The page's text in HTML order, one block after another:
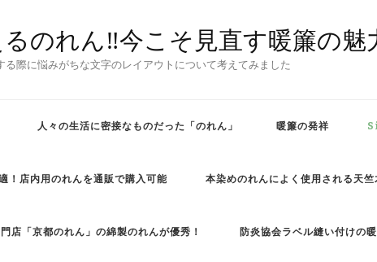
のれん‼今こそ見直す暖簾の魅
際に悩みがちな文字のレイアウトについて考えてみました
人々の生活に密接なものだった「のれん」 暖簾の発祥
！店内用のれんを通販で購入可能 本染めのれんによく使用される天竺
店「京都のれん」の綿製のれんが優秀！ 防炎協会ラベル縫い付けの